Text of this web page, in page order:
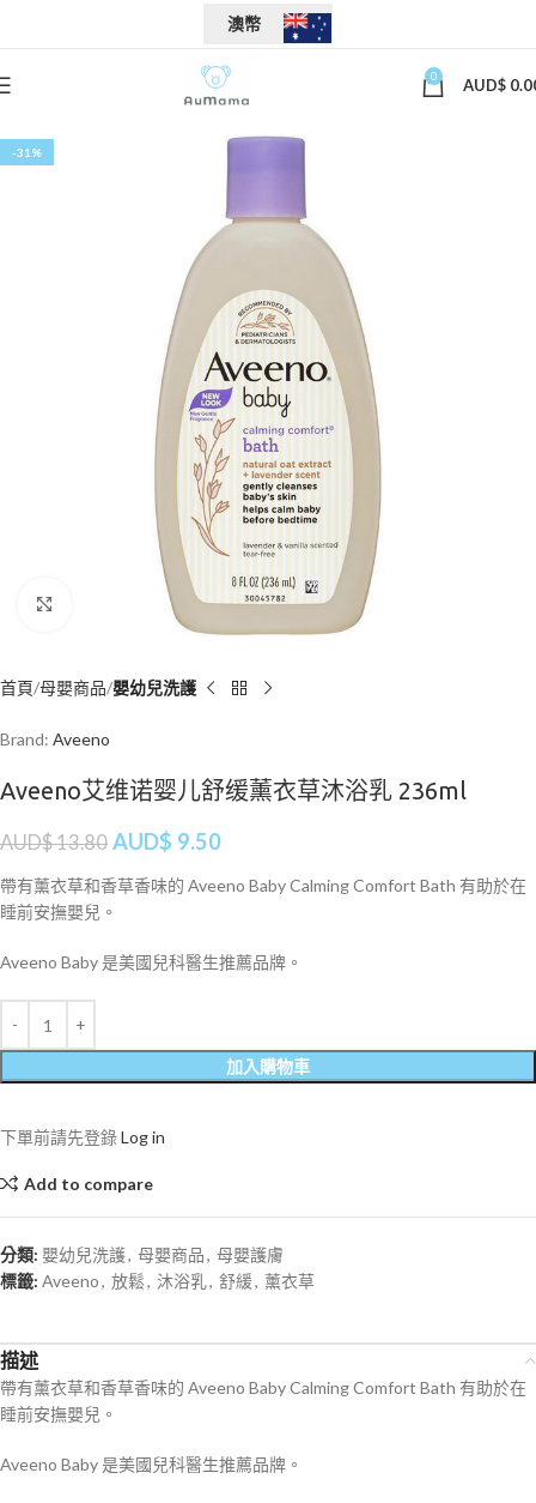
澳幣
0 AUD$
-31%
Click to enlarge
首頁 母嬰商品 嬰幼兒洗護
Brand: Aveeno
Aveeno艾维诺婴儿舒缓薰衣草沐浴乳 236ml
AUD$13.80 AUD$ 9.50
帶有薰衣草和香草香味的 Aveeno Baby Calming Comfort Bath 有助於在
睡前安撫嬰兒。
Aveeno Baby 是美國兒科醫生推薦品牌。
加入購物車
下單前請先登錄Log in
Add to compare
分類: 嬰幼兒洗護, 母嬰商品, 母嬰護膚
標籤: Aveeno, 放鬆, 沐浴乳, 舒緩, 薰衣草
描述
帶有薰衣草和香草香味的 Aveeno Baby Calming Comfort Bath 有助於在
睡前安撫嬰兒。
Aveeno Baby 是美國兒科醫生推薦品牌。